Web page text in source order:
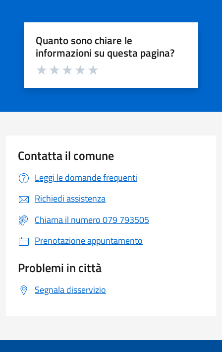
Quanto sono chiare le
informazioni su questa pagina?
Valuta da 1 a 5 stelle la pagina
Contatta il comune
Leggi le domande frequenti
Richiedi assistenza
Chiama il numero 079 793505
Prenotazione appuntamento
Problemi in città
Segnala disservizio